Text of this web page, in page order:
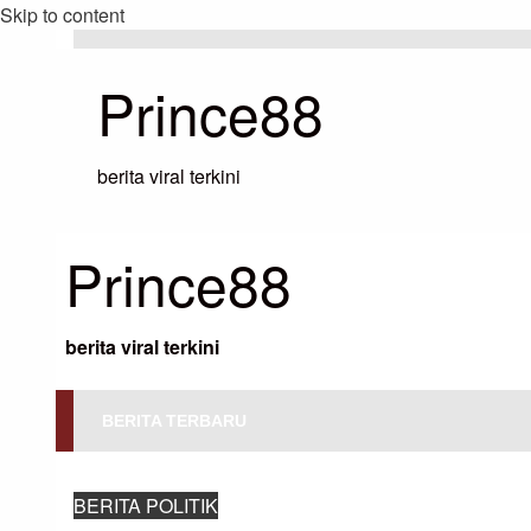
Skip to content
Prince88
berita viral terkini
Prince88
berita viral terkini
BERITA TERBARU
BERITA POLITIK